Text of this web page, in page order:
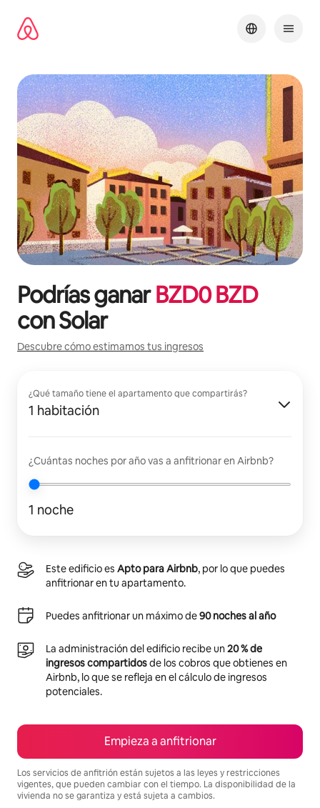
contenido
Podrías ganarBZD0BZD
conSolar
Descubre cómo estimamos tus ingresos
¿Qué tamaño tiene el apartamento que compartirás?
1 habitación
¿Cuántas noches por año vas a anfitrionar en Airbnb?
1 noche
Este edificio es Apto para Airbnb, por lo que puedes
anfitrionar en tu apartamento.
Puedes anfitrionar un máximo de90 noches al año
La administración del edificio recibe un20 % de
ingresos compartidosde los cobros que obtienes en
Airbnb, lo que se refleja en el cálculo de ingresos
potenciales.
Empieza a anfitrionar
Los servicios de anfitrión están sujetos a las leyes y restricciones
vigentes, que pueden cambiar con el tiempo. La disponibilidad de la
vivienda no se garantiza y está sujeta a cambios.